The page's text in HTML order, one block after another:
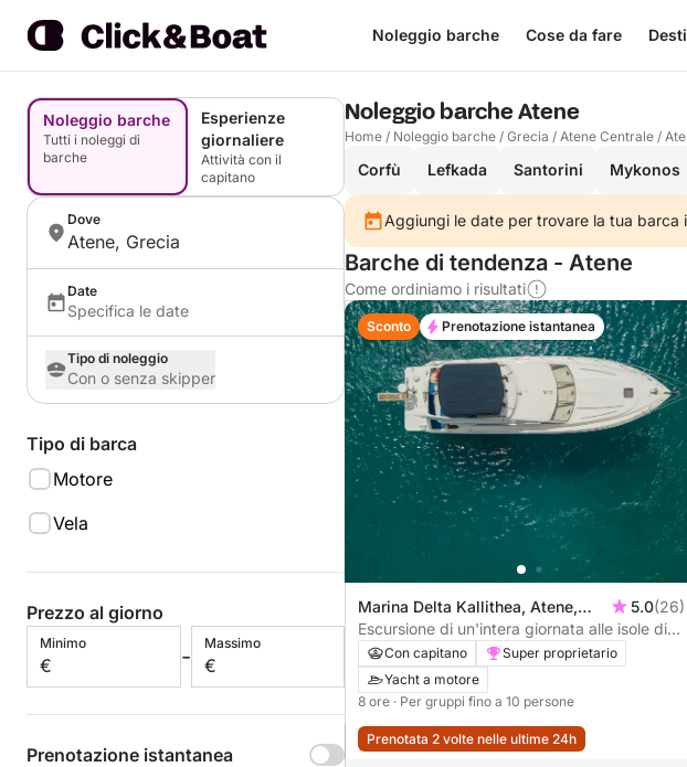
Noleggio barche Cose da fare
Noleggio barche
Tutti i noleggi di
barche
Esperienze
giornaliere
Attività con il
capitano
Dove
Atene, Grecia
Date
Specifica le date
Tipo di noleggio
Con o senza skipper
Tipo di barca
Motore
Vela
Prezzo al giorno
Minimo
€ -
Massimo
€
Prenotazione istantanea
Noleggio barche Atene
Home / Noleggio barche / Grecia / Atene Centrale /
Corfù Lefkada Santorini Mykonos
Aggiungi le date per trovare la tua barca
Barche di tendenza - Atene
Come ordiniamo i risultati
Marina Delta Kallithea, Atene,
Grecia
5.0(26)
Escursione di un'intera giornata alle isole di
Egina e Moni.
Con capitano
Super proprietario
Yacht a motore
8 ore · Per gruppi fino a 10 persone
Prenotata 2 volte nelle ultime 24h
Sconto Prenotazione istantanea